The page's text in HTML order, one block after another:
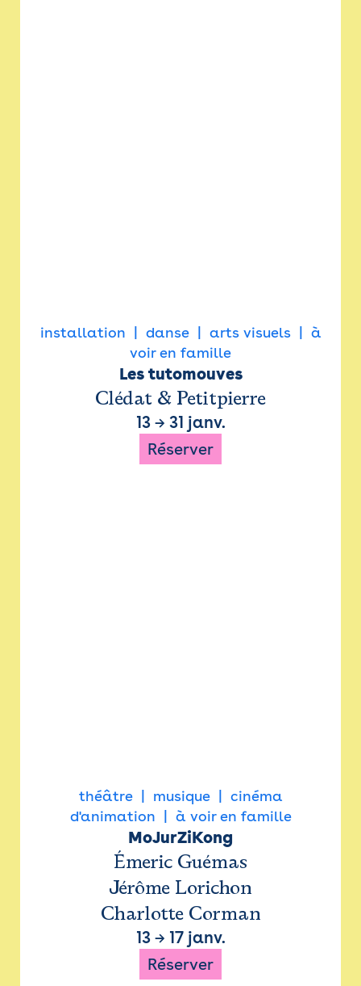
installation danse arts visuels
à
voir en famille
Les tutomouves
Clédat & Petitpierre
13→ 31 janv.
Réserver
théâtre musique
cinéma
d'animation
à voir en famille
MoJurZiKong
Émeric Guémas
Jérôme Lorichon
Charlotte Corman
13→ 17 janv.
Réserver